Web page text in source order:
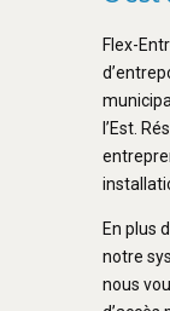
Flex-
l’Est.
En plus
notre
nous